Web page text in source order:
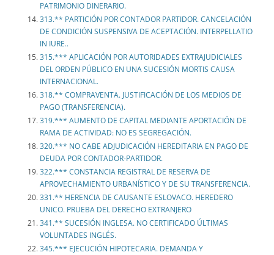
PATRIMONIO DINERARIO.
313.** PARTICIÓN POR CONTADOR PARTIDOR. CANCELACIÓN
DE CONDICIÓN SUSPENSIVA DE ACEPTACIÓN. INTERPELLATIO
IN IURE..
315.*** APLICACIÓN POR AUTORIDADES EXTRAJUDICIALES
DEL ORDEN PÚBLICO EN UNA SUCESIÓN MORTIS CAUSA
INTERNACIONAL.
318.** COMPRAVENTA. JUSTIFICACIÓN DE LOS MEDIOS DE
PAGO (TRANSFERENCIA).
319.*** AUMENTO DE CAPITAL MEDIANTE APORTACIÓN DE
RAMA DE ACTIVIDAD: NO ES SEGREGACIÓN.
320.*** NO CABE ADJUDICACIÓN HEREDITARIA EN PAGO DE
DEUDA POR CONTADOR-PARTIDOR.
322.*** CONSTANCIA REGISTRAL DE RESERVA DE
APROVECHAMIENTO URBANÍSTICO Y DE SU TRANSFERENCIA.
331.** HERENCIA DE CAUSANTE ESLOVACO. HEREDERO
UNICO. PRUEBA DEL DERECHO EXTRANJERO
341.** SUCESIÓN INGLESA. NO CERTIFICADO ÚLTIMAS
VOLUNTADES INGLÉS.
345.*** EJECUCIÓN HIPOTECARIA. DEMANDA Y